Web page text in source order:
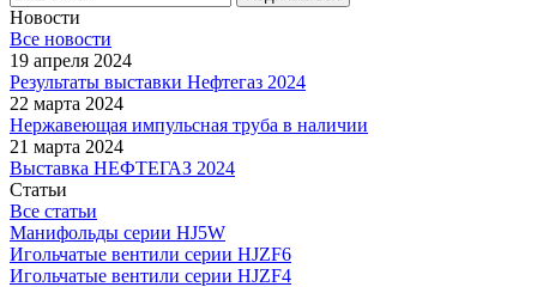
Новости
Все новости
19 апреля 2024
Результаты выставки Нефтегаз 2024
22 марта 2024
Нержавеющая импульсная труба в наличии
21 марта 2024
Выставка НЕФТЕГАЗ 2024
Статьи
Все статьи
Манифольды серии HJ5W
Игольчатые вентили серии HJZF6
Игольчатые вентили серии HJZF4